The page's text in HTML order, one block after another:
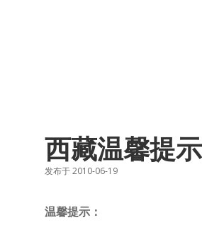
西藏温馨提示
发布于 2010-06-19
温馨提示：